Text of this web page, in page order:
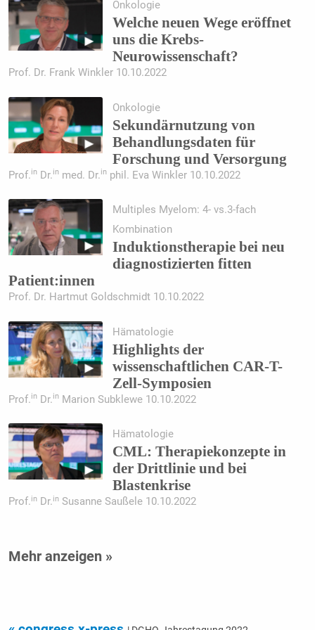
Onkologie
Welche neuen Wege eröffnet
uns die Krebs-
Neurowissenschaft?
Prof. Dr. Frank Winkler 10.10.2022
Onkologie
Sekundärnutzung von
Behandlungsdaten für
Forschung und Versorgung
Prof.inDr.inmed. Dr.inphil. Eva Winkler 10.10.2022
Multiples Myelom: 4- vs.3-fach
Kombination
Induktionstherapie bei neu
diagnostizierten fitten
Patient:innen
Prof. Dr. Hartmut Goldschmidt 10.10.2022
Hämatologie
Highlights der
wissenschaftlichen CAR-T-
Zell-Symposien
Prof.inDr.inMarion Subklewe 10.10.2022
Hämatologie
CML: Therapiekonzepte in
der Drittlinie und bei
Blastenkrise
Prof.inDr.inSusanne Saußele 10.10.2022
Mehr anzeigen »